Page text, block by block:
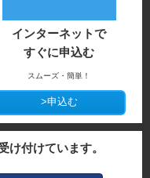
インターネットで
すぐに申込む
スムーズ・簡単！
>申込む
け付けています。